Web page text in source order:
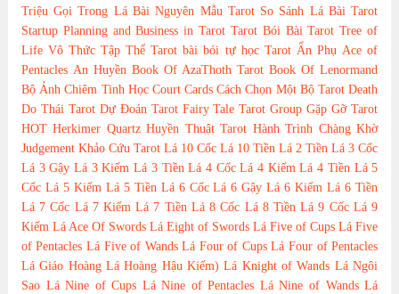
Triệu Gọi Trong Lá Bài Nguyên Mẫu Tarot So Sánh Lá Bài Tarot
Startup Planning and Business in Tarot Tarot Bói Bài Tarot Tree of
Life Vô Thức Tập Thể Tarot bài bói tự học Tarot Ẩn Phụ Ace of
Pentacles An Huyền Book Of AzaThoth Tarot Book Of Lenormand
Bộ Ảnh Chiêm Tinh Học Court Cards Cách Chọn Một Bộ Tarot Death
Do Thái Tarot Dự Đoán Tarot Fairy Tale Tarot Group Gặp Gỡ Tarot
HOT Herkimer Quartz Huyền Thuật Tarot Hành Trình Chàng Khờ
Judgement Khảo Cứu Tarot Lá 10 Cốc Lá 10 Tiền Lá 2 Tiền Lá 3 Cốc
Lá 3 Gậy Lá 3 Kiếm Lá 3 Tiền Lá 4 Cốc Lá 4 Kiếm Lá 4 Tiền Lá 5
Cốc Lá 5 Kiếm Lá 5 Tiền Lá 6 Cốc Lá 6 Gậy Lá 6 Kiếm Lá 6 Tiền
Lá 7 Cốc Lá 7 Kiếm Lá 7 Tiền Lá 8 Cốc Lá 8 Tiền Lá 9 Cốc Lá 9
Kiếm Lá Ace Of Swords Lá Eight of Swords Lá Five of Cups Lá Five
of Pentacles Lá Five of Wands Lá Four of Cups Lá Four of Pentacles
Lá Giáo Hoàng Lá Hoàng Hậu Kiếm) Lá Knight of Wands Lá Ngôi
Sao Lá Nine of Cups Lá Nine of Pentacles Lá Nine of Wands Lá